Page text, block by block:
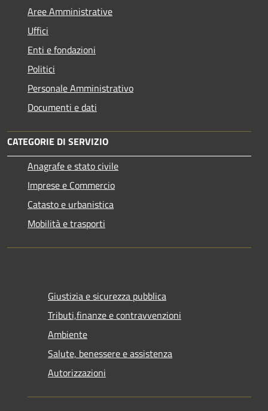
Aree Amministrative
Uffici
Enti e fondazioni
Politici
Personale Amministrativo
Documenti e dati
CATEGORIE DI SERVIZIO
Anagrafe e stato civile
Imprese e Commercio
Catasto e urbanistica
Mobilità e trasporti
Giustizia e sicurezza pubblica
Tributi,finanze e contravvenzioni
Ambiente
Salute, benessere e assistenza
Autorizzazioni